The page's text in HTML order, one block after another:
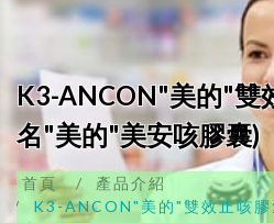
K3-ANCON"美的"雙
名"美的"美安咳膠囊)
首頁
產品介紹
K3-ANCON"美的"雙效止咳